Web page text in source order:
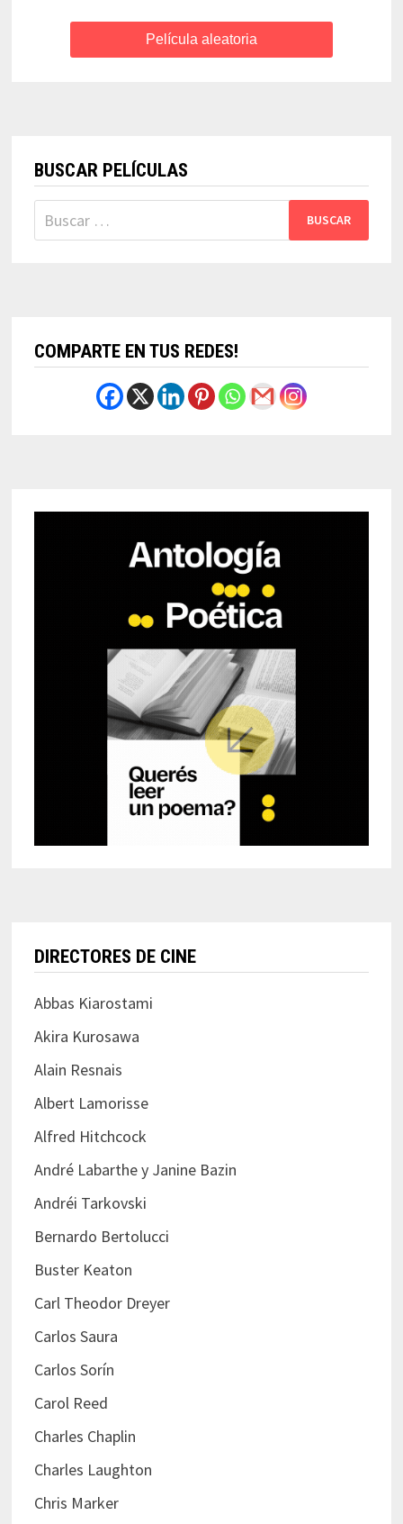
Película aleatoria
BUSCAR PELÍCULAS
Buscar:
COMPARTE EN TUS REDES!
DIRECTORES DE CINE
Abbas Kiarostami
Akira Kurosawa
Alain Resnais
Albert Lamorisse
Alfred Hitchcock
André Labarthe y Janine Bazin
Andréi Tarkovski
Bernardo Bertolucci
Buster Keaton
Carl Theodor Dreyer
Carlos Saura
Carlos Sorín
Carol Reed
Charles Chaplin
Charles Laughton
Chris Marker